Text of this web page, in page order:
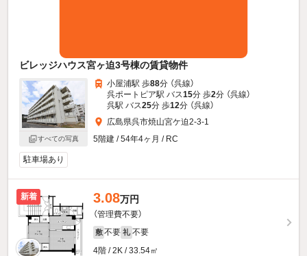
ビレッジハウス宮ヶ迫3号棟の賃貸物件
すべての写真
小屋浦駅 歩88分 （呉線）
呉ポートピア駅 バス15分 歩2分 （呉線）
呉駅 バス25分 歩12分 （呉線）
広島県呉市焼山宮ケ迫2-3-1
5階建 / 54年4ヶ月 / RC
駐車場あり
新着 3.08万円
（管理費不要）
敷 不要 礼 不要
4階 / 2K / 33.54㎡